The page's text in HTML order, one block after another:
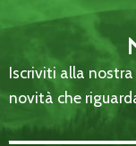
Iscriviti alla
novità che
Email Address:::